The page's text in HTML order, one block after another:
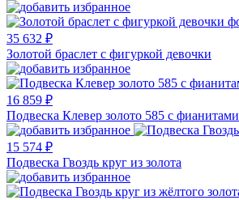
35 632 ₽
Золотой браслет с фигуркой девочки
16 859 ₽
Подвеска Клевер золото 585 с фианитами
15 574 ₽
Подвеска Гвоздь круг из золота